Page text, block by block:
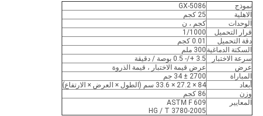
نموذج
GX-5086
الاهلية
25 كجم
الوحدات
كجم ، ن
قرار التحميل
1/1000
دقة التحميل
0.01 كجم
السكتة الدماغية 300 ملم
سرعة الاختبار
3.5 +/- 0.5 بوصة / دقيقة
عرض
عرض قيمة الاختبار ، قيمة الذروة
المباراة
2700 ± 34 جم
أبعاد
84 × 27.2 × 33.6 سم (الطول × العرض × الارتفاع)
وزن
86 كجم
المعايير
ASTM F 609
HG / T 3780-2005